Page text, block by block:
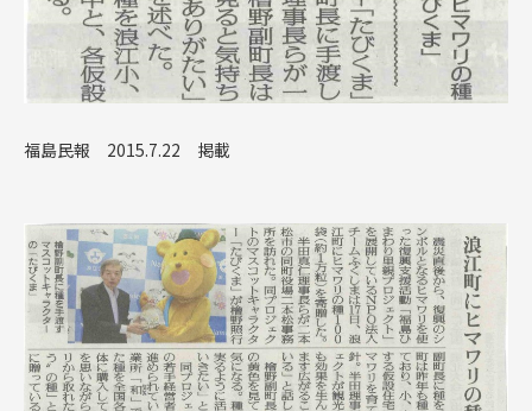
福島民報 2015.7.22 掲載